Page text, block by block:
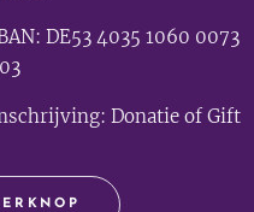
DE53 4035 1060 0073
Donatie of Gift